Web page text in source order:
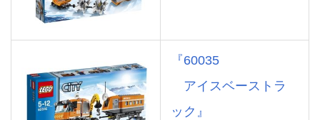
『60035
アイスベーストラ
ック』